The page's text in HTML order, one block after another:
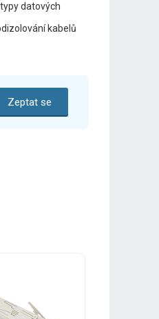
datových
kabelů
Zeptat se